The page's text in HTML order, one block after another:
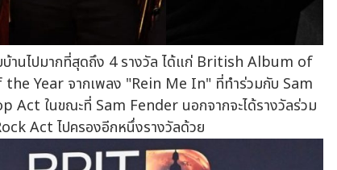
านไปมากที่สุดถึง 4 รางวัล ได้แก่ British Album of
Year จากเพลง "Rein Me In" ที่ทำร่วมกับ Sam
ในขณะที่ Sam Fender นอกจากจะได้รางวัลร่วม
Act ไปครองอีกหนึ่งรางวัลด้วย